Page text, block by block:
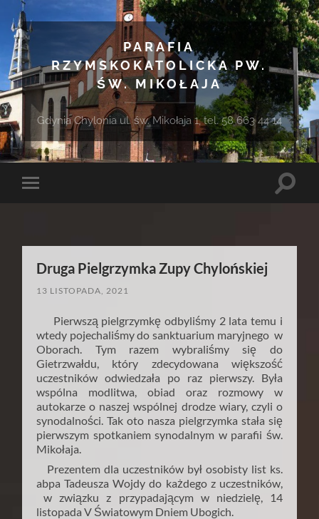
PARAFIA
RZYMSKOKATOLICKA PW.
ŚW. MIKOŁAJA
Gdynia Chylonia ul. św. Mikołaja 1, tel. 58 663 44 14
Toggle
Toggle
Druga Pielgrzymka Zupy Chylońskiej
13 LISTOPADA, 2021
Pierwszą pielgrzymkę odbyliśmy 2 lata temu i
wtedy pojechaliśmy do sanktuarium maryjnego w
Oborach. Tym razem wybraliśmy się do
Gietrzwałdu, który zdecydowana większość
uczestników odwiedzała po raz pierwszy. Była
wspólna modlitwa, obiad oraz rozmowy w
autokarze o naszej wspólnej drodze wiary, czyli o
synodalności. Tak oto nasza pielgrzymka stała się
pierwszym spotkaniem synodalnym w parafii św.
Mikołaja.
Prezentem dla uczestników był osobisty list ks.
abpa Tadeusza Wojdy do każdego z uczestników,
w związku z przypadającym w niedzielę, 14
listopada V Światowym Dniem Ubogich.